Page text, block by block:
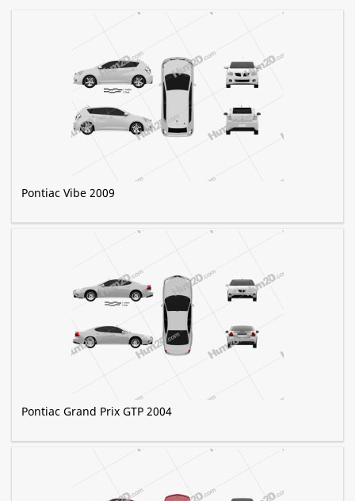
Pontiac Vibe 2009
Pontiac Grand Prix GTP 2004